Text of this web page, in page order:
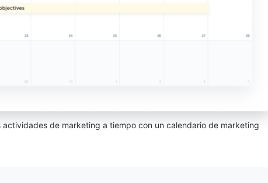
de marketing a tiempo con un calendario de marketing